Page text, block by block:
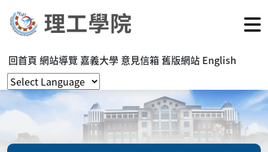
回首頁 網站導覽 嘉義大學 意見信箱 舊版網站 English